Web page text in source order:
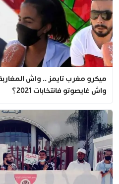
ميكرو مغرب تايمز .. واش
واش غايصوتو فانتخابات 2021؟